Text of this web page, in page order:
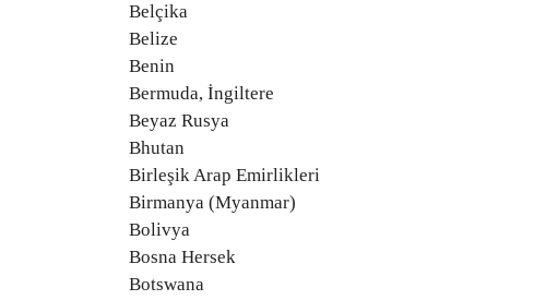
Belçika
Belize
Benin
Bermuda, İngiltere
Beyaz Rusya
Bhutan
Birleşik Arap Emirlikleri
Birmanya (Myanmar)
Bolivya
Bosna Hersek
Botswana